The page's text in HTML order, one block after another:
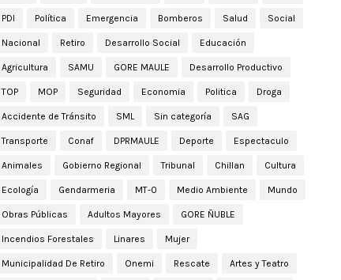
PDI Política Emergencia Bomberos Salud Social
Nacional Retiro Desarrollo Social Educación
Agricultura SAMU GORE MAULE Desarrollo Productivo
TOP MOP Seguridad Economia Politica Droga
Accidente de Tránsito SML Sin categoría SAG
Transporte Conaf DPRMAULE Deporte Espectaculo
Animales Gobierno Regional Tribunal Chillan Cultura
Ecología Gendarmeria MT-0 Medio Ambiente Mundo
Obras Públicas Adultos Mayores GORE ÑUBLE
Incendios Forestales Linares Mujer
Municipalidad De Retiro Onemi Rescate Artes y Teatro